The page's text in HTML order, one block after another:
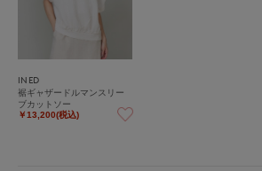
INED
裾ギャザードルマンスリー
ブカットソー
￥13,200(税込)